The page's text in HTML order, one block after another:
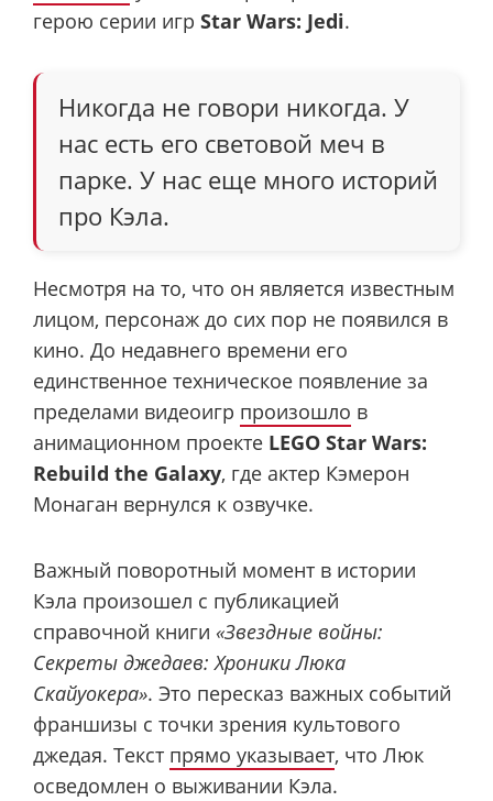
герою серии игр Star Wars: Jedi.
Никогда не говори никогда. У
нас есть его световой меч в
парке. У нас еще много историй
про Кэла.
Несмотря на то, что он является известным
лицом, персонаж до сих пор не появился в
кино. До недавнего времени его
единственное техническое появление за
пределами видеоигр произошло в
анимационном проекте LEGO Star Wars:
Rebuild the Galaxy, где актер Кэмерон
Монаган вернулся к озвучке.
Важный поворотный момент в истории
Кэла произошел с публикацией
справочной книги «Звездные войны:
Секреты джедаев: Хроники Люка
Скайуокера». Это пересказ важных событий
франшизы ​​с точки зрения культового
джедая. Текст прямо указывает, что Люк
осведомлен о выживании Кэла.